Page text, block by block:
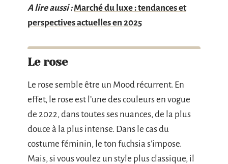
A lire aussi : Marché du luxe : tendances et
perspectives actuelles en 2025
Le rose
Le rose semble être un Mood récurrent. En
effet, le rose est l’une des couleurs en vogue
de 2022, dans toutes ses nuances, de la plus
douce à la plus intense. Dans le cas du
costume féminin, le ton fuchsia s’impose.
Mais, si vous voulez un style plus classique, il